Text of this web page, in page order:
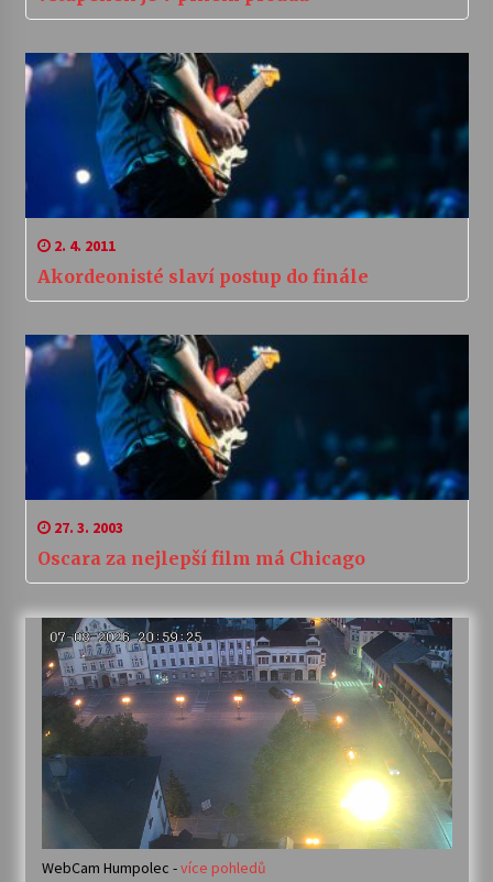
2. 4. 2011
Akordeonisté slaví postup do finále
27. 3. 2003
Oscara za nejlepší film má Chicago
WebCam Humpolec -více pohledů